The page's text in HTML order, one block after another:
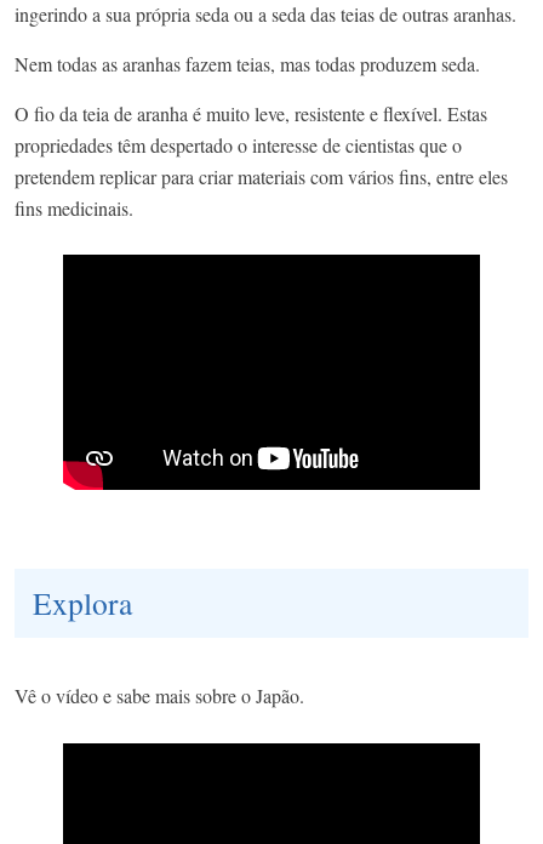
ingerindo a sua própria seda ou a seda das teias de outras aranhas.
Nem todas as aranhas fazem teias, mas todas produzem seda.
O fio da teia de aranha é muito leve, resistente e flexível. Estas
propriedades têm despertado o interesse de cientistas que o
pretendem replicar para criar materiais com vários fins, entre eles
fins medicinais.
Explora
Vê o vídeo e sabe mais sobre o Japão.